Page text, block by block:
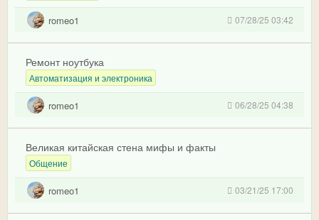
romeo1 07/28/25 03:42
Ремонт ноутбука
Автоматизация и электроника
romeo1 06/28/25 04:38
Великая китайская стена мифы и факты
Общение
romeo1 03/21/25 17:00